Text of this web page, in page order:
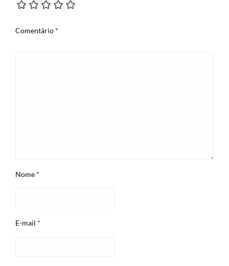
Comentário *
Nome *
E-mail *